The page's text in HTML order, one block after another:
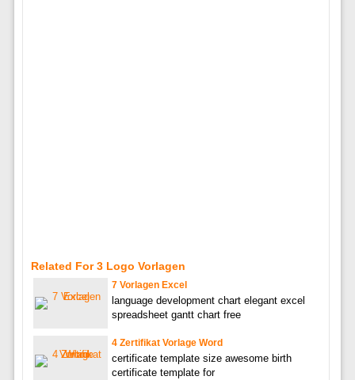
Related For 3 Logo Vorlagen
7 Vorlagen Excel
language development chart elegant excel
spreadsheet gantt chart free
4 Zertifikat Vorlage Word
certificate template size awesome birth
certificate template for